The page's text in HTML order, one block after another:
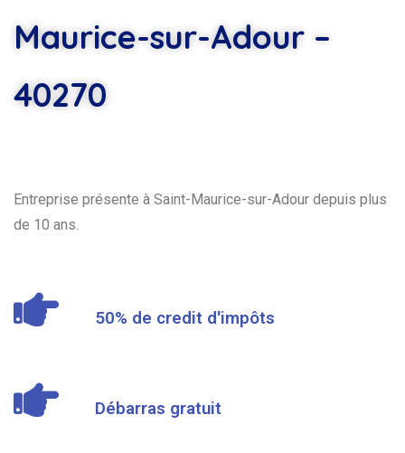
Maurice-sur-Adour –
40270
Entreprise présente à Saint-Maurice-sur-Adour depuis plus
de 10 ans.
50% de credit d'impôts
Débarras gratuit